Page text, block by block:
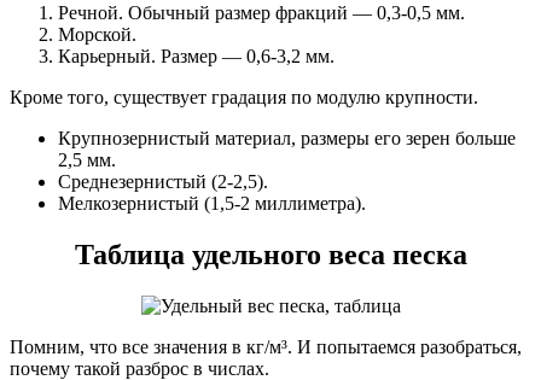
Речной. Обычный размер фракций — 0,3-0,5 мм.
Морской.
Карьерный. Размер — 0,6-3,2 мм.
Кроме того, существует градация по модулю крупности.
Крупнозернистый материал, размеры его зерен больше
2,5 мм.
Среднезернистый (2-2,5).
Мелкозернистый (1,5-2 миллиметра).
Таблица удельного веса песка
Помним, что все значения в кг/м³. И попытаемся разобраться,
почему такой разброс в числах.